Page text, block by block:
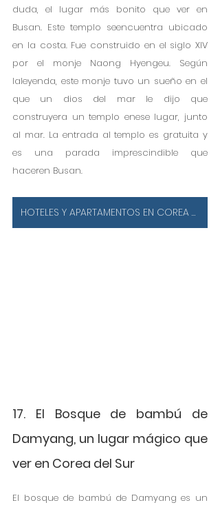
duda, el lugar más bonito que ver en
Busan. Este templo seencuentra ubicado
en la costa. Fue construido en el siglo XIV
por el monje Naong Hyengeu. Según
laleyenda, este monje tuvo un sueño en el
que un dios del mar le dijo que
construyera un templo enese lugar, junto
al mar. La entrada al templo es gratuita y
es una parada imprescindible que
haceren Busan.
HOTELES Y APARTAMENTOS EN COREA DEL SUR
17. El Bosque de bambú de
Damyang, un lugar mágico que
ver en Corea del Sur
El bosque de bambú de Damyang es un